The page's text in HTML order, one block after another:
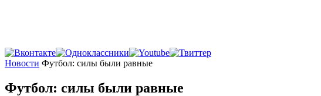
Главная
Новости Футбол: силы были равные
Футбол: силы были равные